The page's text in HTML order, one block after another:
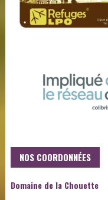
NOS COORDONNÉES
Domaine de la Chouette